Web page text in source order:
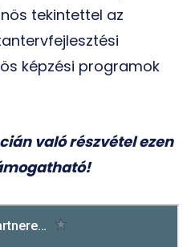
tekintettel az
képzési programok
való részvétel ezen